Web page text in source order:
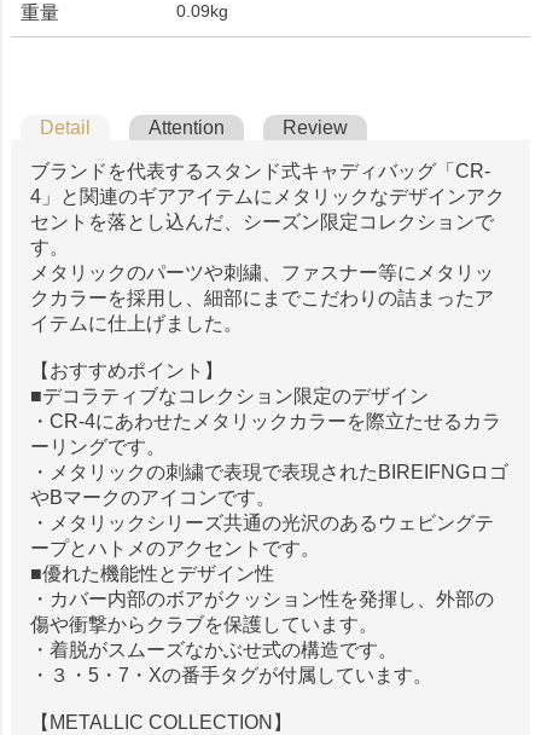
重量 0.09kg
Detail Attention Review
ブランドを代表するスタンド式キャディバッグ「CR-
4」と関連のギアアイテムにメタリックなデザインアク
セントを落とし込んだ、シーズン限定コレクションで
す。
メタリックのパーツや刺繍、ファスナー等にメタリッ
クカラーを採用し、細部にまでこだわりの詰まったア
イテムに仕上げました。
【おすすめポイント】
■デコラティブなコレクション限定のデザイン
・CR-4にあわせたメタリックカラーを際立たせるカラ
ーリングです。
・メタリックの刺繍で表現で表現されたBIREIFNGロゴ
やBマークのアイコンです。
・メタリックシリーズ共通の光沢のあるウェビングテ
ープとハトメのアクセントです。
■優れた機能性とデザイン性
・カバー内部のボアがクッション性を発揮し、外部の
傷や衝撃からクラブを保護しています。
・着脱がスムーズなかぶせ式の構造です。
・３・5・7・Xの番手タグが付属しています。
【METALLIC COLLECTION】